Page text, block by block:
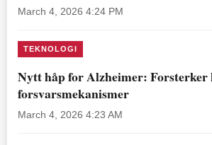
March 4, 2026 4:24 PM
TEKNOLOGI
Nytt håp for Alzheimer: Forsterker
forsvarsmekanismer
March 4, 2026 4:23 AM